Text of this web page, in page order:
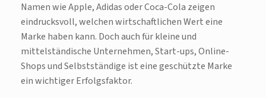
Namen wie Apple, Adidas oder Coca-Cola zeigen
eindrucksvoll, welchen wirtschaftlichen Wert eine
Marke haben kann. Doch auch für kleine und
mittelständische Unternehmen, Start-ups, Online-
Shops und Selbstständige ist eine geschützte Marke
ein wichtiger Erfolgsfaktor.